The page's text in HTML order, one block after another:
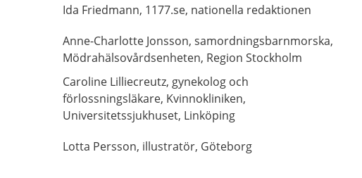
Ida Friedmann, 1177.se, nationella redaktionen
Anne-Charlotte Jonsson, samordningsbarnmorska,
Mödrahälsovårdsenheten, Region Stockholm
Caroline Lilliecreutz, gynekolog och
förlossningsläkare, Kvinnokliniken,
Universitetssjukhuset, Linköping
Lotta Persson, illustratör, Göteborg